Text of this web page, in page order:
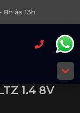
8h às 13h
1.4 8V